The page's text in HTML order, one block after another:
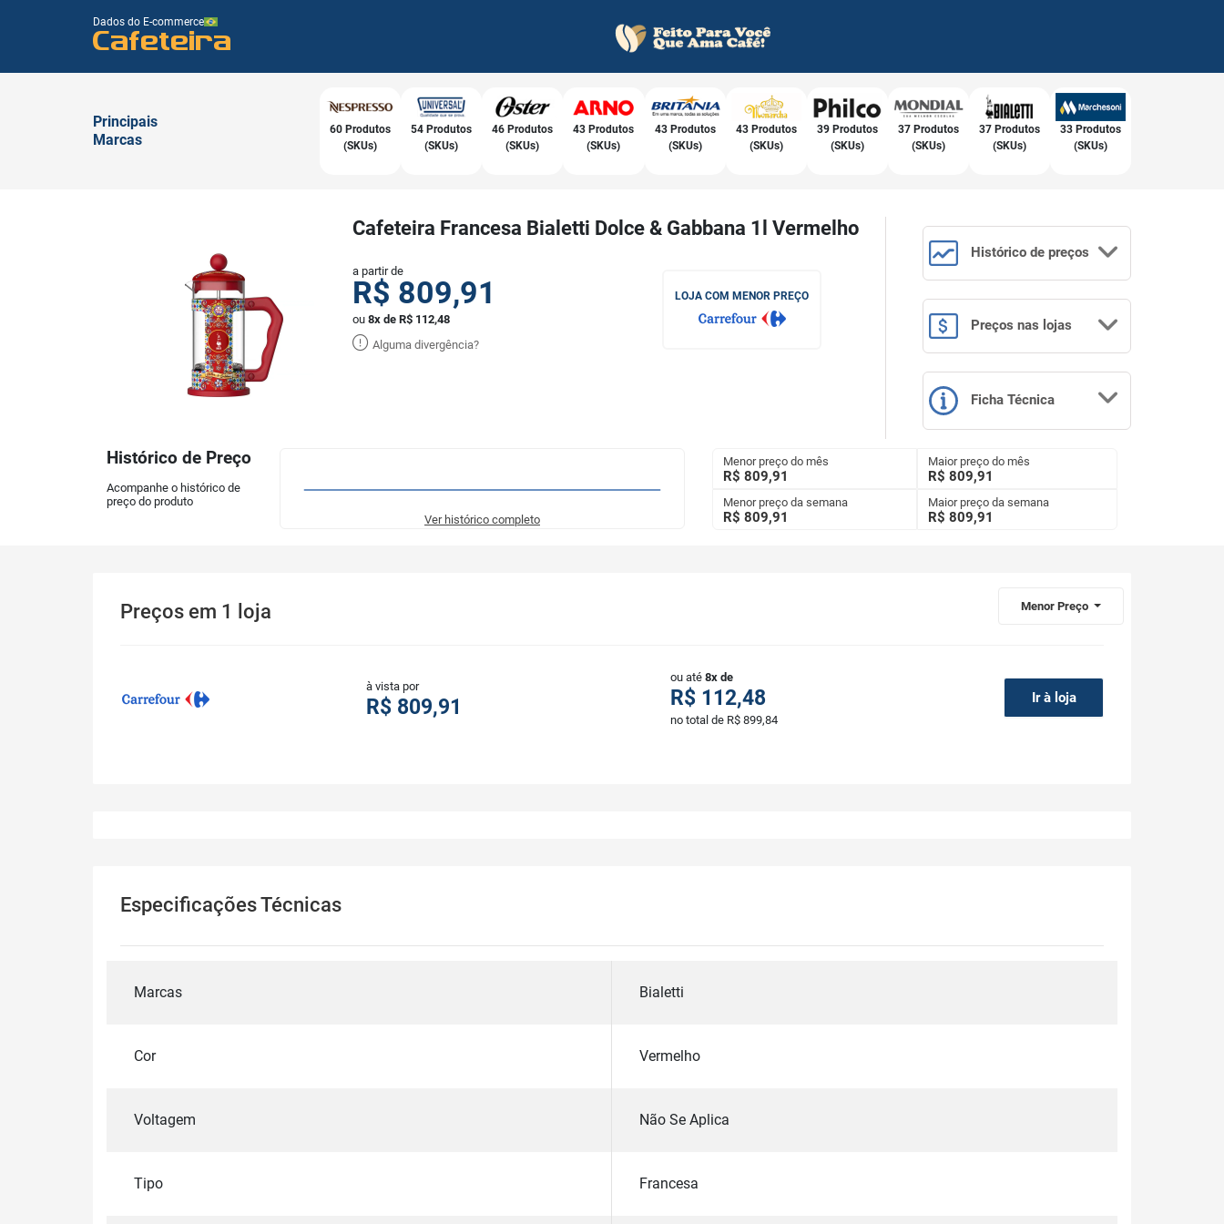
Dados do E-commerce
Cafeteira
Principais
Marcas
60 Produtos
(SKUs)
54 Produtos
(SKUs)
46 Produtos
(SKUs)
43 Produtos
(SKUs)
43 Produtos
(SKUs)
43 Produtos
(SKUs)
39 Produtos
(SKUs)
37 Produtos
(SKUs)
37 Produtos
(SKUs)
33 Produtos
(SKUs)
Cafeteira Francesa Bialetti Dolce & Gabbana 1l Vermelho
a partir de
R$ 809,91
ou 8x de R$ 112,48
Alguma divergência?
LOJA COM MENOR PREÇO
Histórico de preços
Preços nas lojas
Ficha Técnica
Histórico de Preço
Acompanhe o histórico de
preço do produto
Ver histórico completo
Menor preço do mês
R$ 809,91
Maior preço do mês
R$ 809,91
Menor preço da semana
R$ 809,91
Maior preço da semana
R$ 809,91
Preços em 1 loja Menor Preço
à vista por
R$ 809,91
ou até 8x de
R$ 112,48
no total de R$ 899,84
Ir à loja
Especificações Técnicas
Marcas Bialetti
Cor Vermelho
Voltagem Não Se Aplica
Tipo Francesa